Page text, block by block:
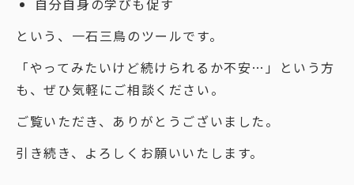
自分自身の学びも促す
という、一石三鳥のツールです。
「やってみたいけど続けられるか不安…」という方
も、ぜひ気軽にご相談ください。
ご覧いただき、ありがとうございました。
引き続き、よろしくお願いいたします。